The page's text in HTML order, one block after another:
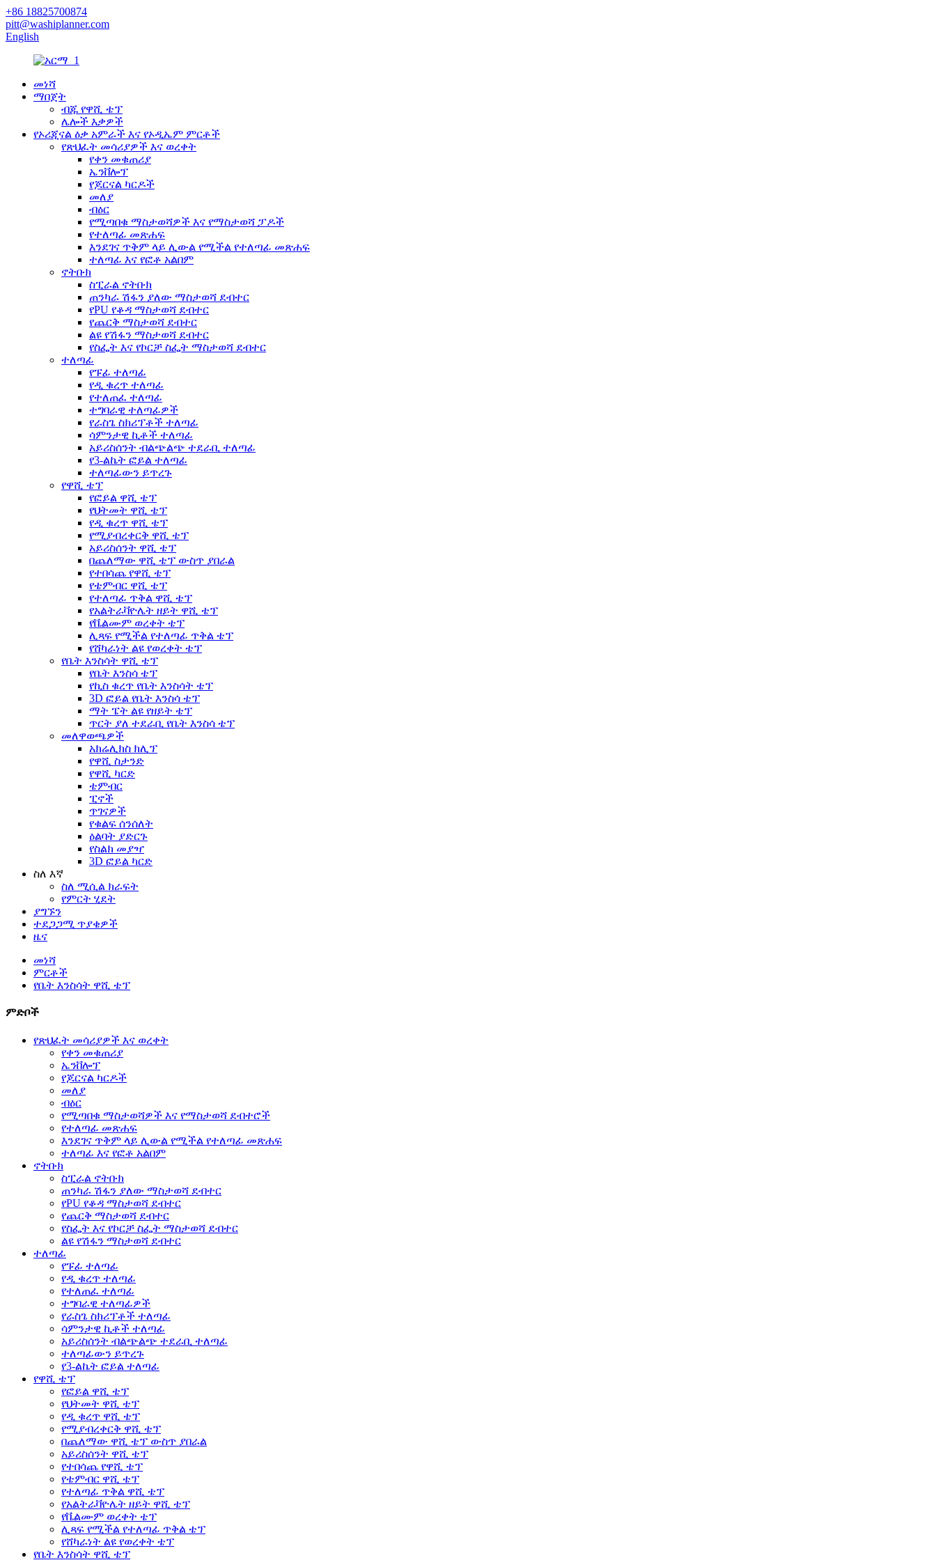
+86 18825700874
pitt@washiplanner.com
English
መነሻ
ማበጀት
ብጁ የዋሺ ቴፕ
ሌሎች እቃዎች
የኦሪጂናል ዕቃ አምራች እና የኦዲኤም ምርቶች
የጽህፈት መሳሪያዎች እና ወረቀት
የቀን መቁጠሪያ
ኤንቨሎፕ
የጆርናል ካርዶች
መለያ
ብዕር
የሚጣበቁ ማስታወሻዎች እና የማስታወሻ ፓዶች
የተለጣፊ መጽሐፍ
እንደገና ጥቅም ላይ ሊውል የሚችል የተለጣፊ መጽሐፍ
ተለጣፊ እና የፎቶ አልበም
ኖትቡክ
ስፒራል ኖትቡክ
ጠንካራ ሽፋን ያለው ማስታወሻ ደብተር
የPU የቆዳ ማስታወሻ ደብተር
የጨርቅ ማስታወሻ ደብተር
ልዩ የሽፋን ማስታወሻ ደብተር
የስፌት እና የኮርቻ ስፌት ማስታወሻ ደብተር
ተለጣፊ
የፑፊ ተለጣፊ
የዲ ቁረጥ ተለጣፊ
የተለጠፈ ተለጣፊ
ተግባራዊ ተለጣፊዎች
የራስጌ ስክሪፕቶች ተለጣፊ
ሳምንታዊ ኪቶች ተለጣፊ
አይሪስሰንት ብልጭልጭ ተደራቢ ተለጣፊ
የ3-ልኬት ፎይል ተለጣፊ
ተለጣፊውን ይጥረጉ
የዋሺ ቴፕ
የፎይል ዋሺ ቴፕ
የህትመት ዋሺ ቴፕ
የዲ ቁረጥ ዋሺ ቴፕ
የሚያብረቀርቅ ዋሺ ቴፕ
አይሪስሰንት ዋሺ ቴፕ
በጨለማው ዋሺ ቴፕ ውስጥ ያበራል
የተበሳጨ የዋሺ ቴፕ
የቴምብር ዋሺ ቴፕ
የተለጣፊ ጥቅል ዋሺ ቴፕ
የአልትራቫዮሌት ዘይት ዋሺ ቴፕ
የቬልሙም ወረቀት ቴፕ
ሊጻፍ የሚችል የተለጣፊ ጥቅል ቴፕ
የሸካራነት ልዩ የወረቀት ቴፕ
የቤት እንስሳት ዋሺ ቴፕ
የቤት እንስሳ ቴፕ
የኪስ ቁረጥ የቤት እንስሳት ቴፕ
3D ፎይል የቤት እንስሳ ቴፕ
ማት ፔት ልዩ የዘይት ቴፕ
ጥርት ያለ ተደራቢ የቤት እንስሳ ቴፕ
መለዋወጫዎች
አክሬሊክስ ክሊፕ
የዋሺ ስታንድ
የዋሺ ካርድ
ቴምብር
ፒኖች
ጥገናዎች
የቁልፍ ሰንሰለት
ዕልባት ያድርጉ
የስልክ መያዣ
3D ፎይል ካርድ
ስለ እኛ
ስለ ሚሲል ክራፍት
የምርት ሂደት
ያግኙን
ተደጋጋሚ ጥያቄዎች
ዜና
መነሻ
ምርቶች
የቤት እንስሳት ዋሺ ቴፕ
ምድቦች
የጽህፈት መሳሪያዎች እና ወረቀት
የቀን መቁጠሪያ
ኤንቨሎፕ
የጆርናል ካርዶች
መለያ
ብዕር
የሚጣበቁ ማስታወሻዎች እና የማስታወሻ ደብተሮች
የተለጣፊ መጽሐፍ
እንደገና ጥቅም ላይ ሊውል የሚችል የተለጣፊ መጽሐፍ
ተለጣፊ እና የፎቶ አልበም
ኖትቡክ
ስፒራል ኖትቡክ
ጠንካራ ሽፋን ያለው ማስታወሻ ደብተር
የPU የቆዳ ማስታወሻ ደብተር
የጨርቅ ማስታወሻ ደብተር
የስፌት እና የኮርቻ ስፌት ማስታወሻ ደብተር
ልዩ የሽፋን ማስታወሻ ደብተር
ተለጣፊ
የፑፊ ተለጣፊ
የዲ ቁረጥ ተለጣፊ
የተለጠፈ ተለጣፊ
ተግባራዊ ተለጣፊዎች
የራስጌ ስክሪፕቶች ተለጣፊ
ሳምንታዊ ኪቶች ተለጣፊ
አይሪስሰንት ብልጭልጭ ተደራቢ ተለጣፊ
ተለጣፊውን ይጥረጉ
የ3-ልኬት ፎይል ተለጣፊ
የዋሺ ቴፕ
የፎይል ዋሺ ቴፕ
የህትመት ዋሺ ቴፕ
የዲ ቁረጥ ዋሺ ቴፕ
የሚያብረቀርቅ ዋሺ ቴፕ
በጨለማው ዋሺ ቴፕ ውስጥ ያበራል
አይሪስሰንት ዋሺ ቴፕ
የተበሳጨ የዋሺ ቴፕ
የቴምብር ዋሺ ቴፕ
የተለጣፊ ጥቅል ዋሺ ቴፕ
የአልትራቫዮሌት ዘይት ዋሺ ቴፕ
የቬልሙም ወረቀት ቴፕ
ሊጻፍ የሚችል የተለጣፊ ጥቅል ቴፕ
የሸካራነት ልዩ የወረቀት ቴፕ
የቤት እንስሳት ዋሺ ቴፕ